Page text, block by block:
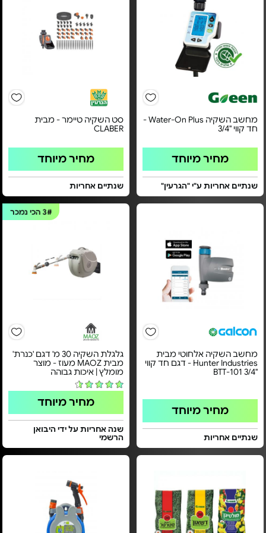
מחשב השקיה Water-On Plus -
חד קווי "3/4
מחיר מיוחד
שנתיים אחריות ע"י "הגרעין"
סט השקיה טיימר - מבית
CLABER
מחיר מיוחד
שנתיים אחריות
מחשב השקיה אלחוטי מבית
Hunter Industries - דגם חד קווי
"3/4 BTT-101
מחיר מיוחד
שנתיים אחריות
3# הכי נמכר
גלגלת השקיה 30 מ' דגם 'כנרת'
מבית MAOZ מעוז - מוצר
מומלץ | איכות גבוהה
מחיר מיוחד
שנה אחריות על ידי היבואן
הרשמי